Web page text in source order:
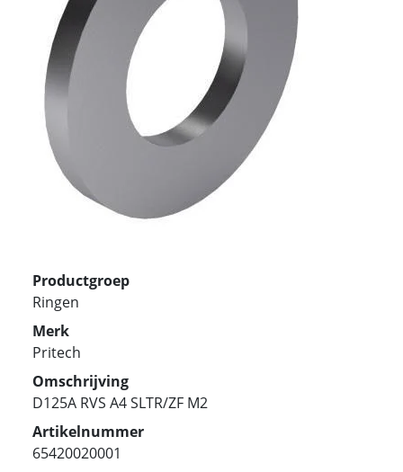
Productgroep
Ringen
Merk
Pritech
Omschrijving
D125A RVS A4 SLTR/ZF M2
Artikelnummer
65420020001